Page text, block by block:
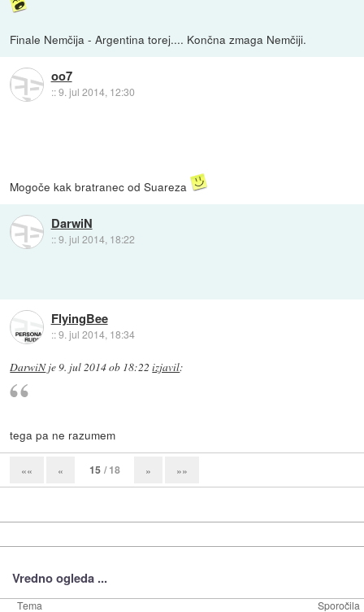
Finale Nemčija - Argentina torej.... Končna zmaga Nemčiji.
oo7
::9. jul 2014, 12:30
Mogoče kak bratranec od Suareza
DarwiN
::9. jul 2014, 18:22
FlyingBee
::9. jul 2014, 18:34
DarwiNje9. jul 2014 ob 18:22 izjavil:
tega pa ne razumem
«« « 15 / 18 » »»
Vredno ogleda ...
Tema Sporočila